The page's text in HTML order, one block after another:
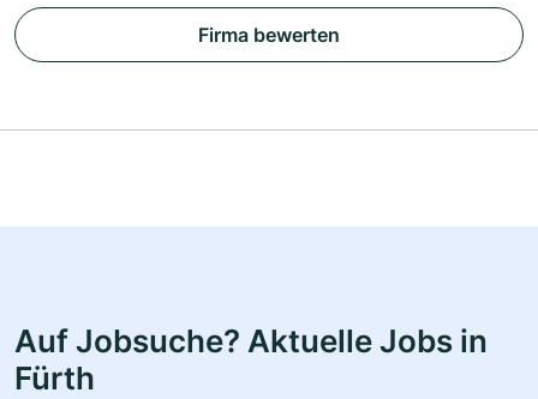
Firma bewerten
Auf Jobsuche? Aktuelle Jobs in
Fürth